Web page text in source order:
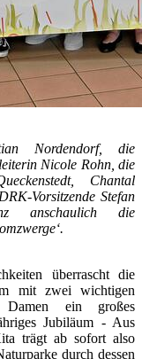
Nordendorf, die
Nicole Rohn, die
Chantal
Vorsitzende Stefan
anschaulich die
überrascht die
mit zwei wichtigen
Damen ein großes
Jubiläum - Aus
trägt ab sofort also
durch dessen